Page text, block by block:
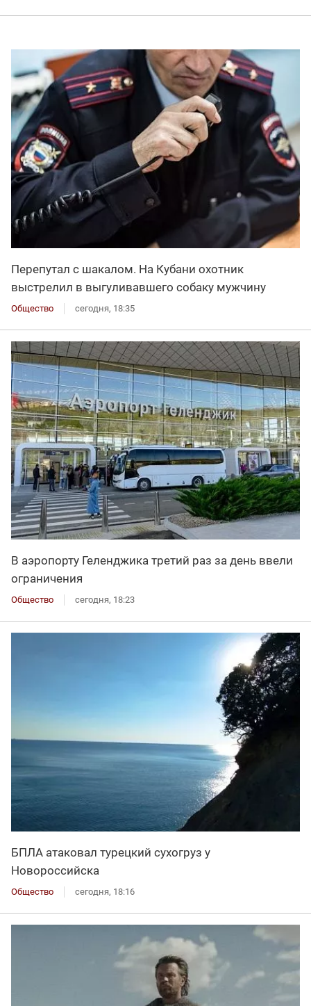
Перепутал с шакалом. На Кубани охотник
выстрелил в выгуливавшего собаку мужчину
Общество сегодня, 18:35
В аэропорту Геленджика третий раз за день ввели
ограничения
Общество сегодня, 18:23
БПЛА атаковал турецкий сухогруз у
Новороссийска
Общество сегодня, 18:16